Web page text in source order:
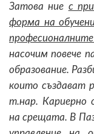
Затова ние с
форма на
насочим повече
образование.
които създават
т.нар. Кариерно
на срещата. В